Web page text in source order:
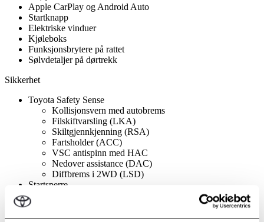
Apple CarPlay og Android Auto
Startknapp
Elektriske vinduer
Kjøleboks
Funksjonsbrytere på rattet
Sølvdetaljer på dørtrekk
Sikkerhet
Toyota Safety Sense
Kollisjonsvern med autobrems
Filskiftvarsling (LKA)
Skiltgjennkjenning (RSA)
Fartsholder (ACC)
VSC antispinn med HAC
Nedover assistance (DAC)
Diffbrems i 2WD (LSD)
Startsperre
Blokkeringsfrie bremser (ABS)
9 kollisjonsputer
Automatisk airbagbryter passasjer